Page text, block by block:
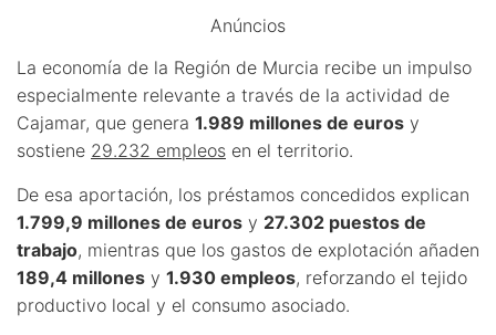
Anúncios
La economía de la Región de Murcia recibe un impulso
especialmente relevante a través de la actividad de
Cajamar, que genera 1.989 millones de euros y
sostiene 29.232 empleos en el territorio.
De esa aportación, los préstamos concedidos explican
1.799,9 millones de euros y 27.302 puestos de
trabajo, mientras que los gastos de explotación añaden
189,4 millones y 1.930 empleos, reforzando el tejido
productivo local y el consumo asociado.